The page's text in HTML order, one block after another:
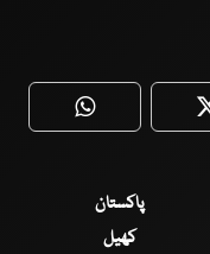
WhatsApp
پاکستان
کھیل